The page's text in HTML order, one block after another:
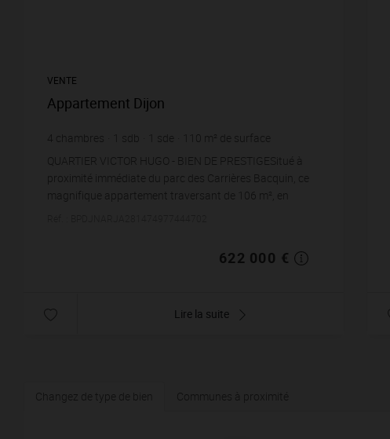
VENTE
Appartement Dijon
4 chambres sdb sde 110 m² de surface
5 654,55 €
prix / m²
QUARTIER VICTOR HUGO - BIEN DE PRESTIGESitué à
proximité immédiate du parc des Carrières Bacquin, ce
magnifique appartement traversant de 106 m², en
622 000 €
Lire la suite
Changez de type de bien Communes à proximité